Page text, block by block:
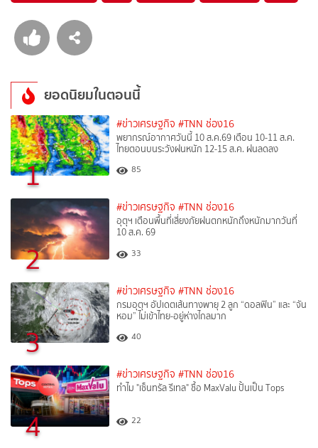
ยอดนิยมในตอนนี้
1
#ข่าวเศรษฐกิจ #TNN ช่อง16
พยากรณ์อากาศวันนี้ 10 ส.ค.69 เตือน 10-11 ส.ค.
ไทยตอนบนระวังฝนหนัก 12-15 ส.ค. ฝนลดลง
85
2
#ข่าวเศรษฐกิจ #TNN ช่อง16
อุตุฯ เตือนพื้นที่เสี่ยงภัยฝนตกหนักถึงหนักมากวันที่
10 ส.ค. 69
33
3
#ข่าวเศรษฐกิจ #TNN ช่อง16
กรมอุตุฯ อัปเดตเส้นทางพายุ 2 ลูก “ดอลฟิน” และ “จัน
หอม” ไม่เข้าไทย-อยู่ห่างไกลมาก
40
4
#ข่าวเศรษฐกิจ #TNN ช่อง16
ทำไม "เซ็นทรัล รีเทล" ซื้อ MaxValu ปั้นเป็น Tops
22